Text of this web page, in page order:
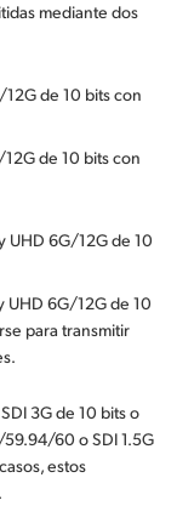
mediante dos
12G de 10 bits con
12G de 10 bits con
UHD 6G/12G de 10
UHD 6G/12G de 10
para transmitir
3G de 10 bits o
60 o SDI 1.5G
estos